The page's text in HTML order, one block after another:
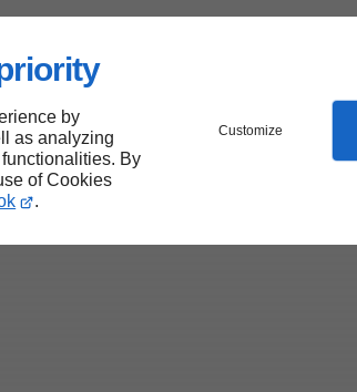
by
as analyzing
By
of Cookies
.
Customize